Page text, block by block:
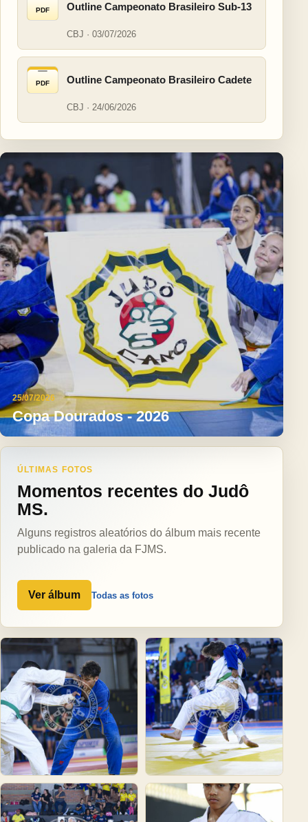
PDF Outline Campeonato Brasileiro Sub-13
CBJ · 03/07/2026
PDF Outline Campeonato Brasileiro Cadete
CBJ · 24/06/2026
25/07/2026
Copa Dourados - 2026
ÚLTIMAS FOTOS
Momentos recentes do Judô
MS.
Alguns registros aleatórios do álbum mais recente
publicado na galeria da FJMS.
Ver álbum Todas as fotos